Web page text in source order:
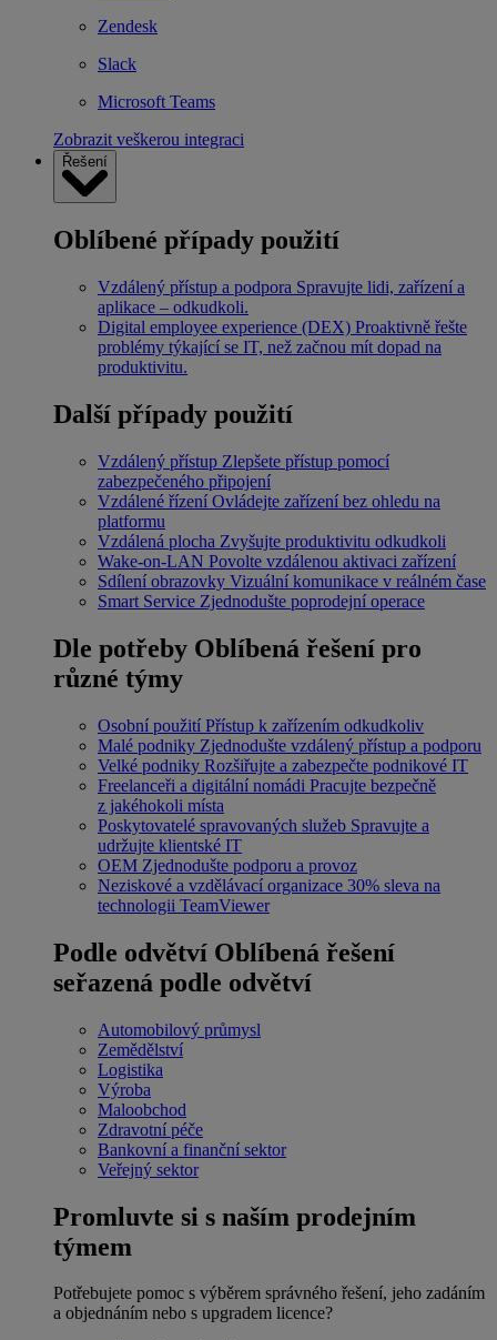
Zendesk
Slack
Microsoft Teams
Zobrazit veškerou integraci
Řešení
Oblíbené případy použití
Vzdálený přístup a podpora Spravujte lidi, zařízení a
aplikace – odkudkoli.
Digital employee experience (DEX) Proaktivně řešte
problémy týkající se IT, než začnou mít dopad na
produktivitu.
Další případy použití
Vzdálený přístup Zlepšete přístup pomocí
zabezpečeného připojení
Vzdálené řízení Ovládejte zařízení bez ohledu na
platformu
Vzdálená plocha Zvyšujte produktivitu odkudkoli
Wake-on-LAN Povolte vzdálenou aktivaci zařízení
Sdílení obrazovky Vizuální komunikace v reálném čase
Smart Service Zjednodušte poprodejní operace
Dle potřeby Oblíbená řešení pro
různé týmy
Osobní použití Přístup k zařízením odkudkoliv
Malé podniky Zjednodušte vzdálený přístup a podporu
Velké podniky Rozšiřujte a zabezpečte podnikové IT
Freelanceři a digitální nomádi Pracujte bezpečně
z jakéhokoli místa
Poskytovatelé spravovaných služeb Spravujte a
udržujte klientské IT
OEM Zjednodušte podporu a provoz
Neziskové a vzdělávací organizace 30% sleva na
technologii TeamViewer
Podle odvětví Oblíbená řešení
seřazená podle odvětví
Automobilový průmysl
Zemědělství
Logistika
Výroba
Maloobchod
Zdravotní péče
Bankovní a finanční sektor
Veřejný sektor
Promluvte si s naším prodejním
týmem
Potřebujete pomoc s výběrem správného řešení, jeho zadáním
a objednáním nebo s upgradem licence?